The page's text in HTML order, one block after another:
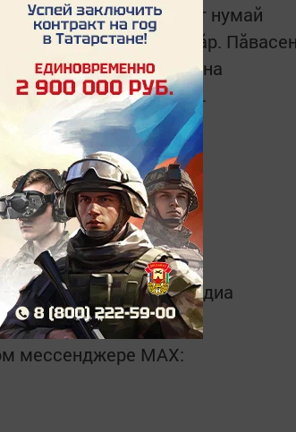
юбилейччен вăхăт нумай
сывлăхӗ кăна пултăр.
Анна Степановна
ыррине сунатпăр.
Telegram-каналеТатмедиа
мессенджере MАХ: